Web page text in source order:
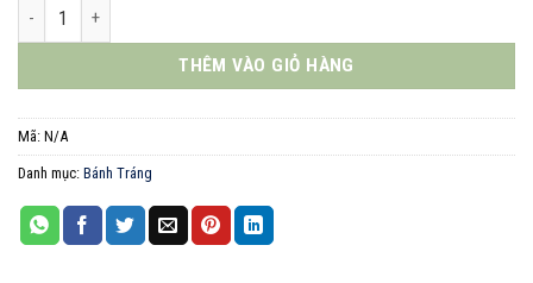
Miss bánh tráng trộn số lượng
THÊM VÀO GIỎ HÀNG
Mã: N/A
Danh mục: Bánh Tráng